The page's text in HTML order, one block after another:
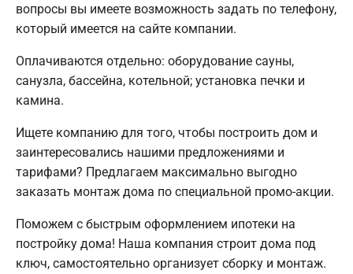
вопросы вы имеете возможность задать по телефону,
который имеется на сайте компании.
Оплачиваются отдельно: оборудование сауны,
санузла, бассейна, котельной; установка печки и
камина.
Ищете компанию для того, чтобы построить дом и
заинтересовались нашими предложениями и
тарифами? Предлагаем максимально выгодно
заказать монтаж дома по специальной промо-акции.
Поможем с быстрым оформлением ипотеки на
постройку дома! Наша компания строит дома под
ключ, самостоятельно организует сборку и монтаж.